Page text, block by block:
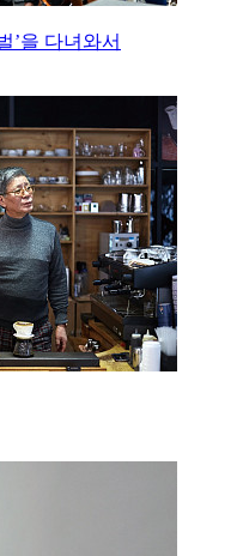
’을 다녀와서